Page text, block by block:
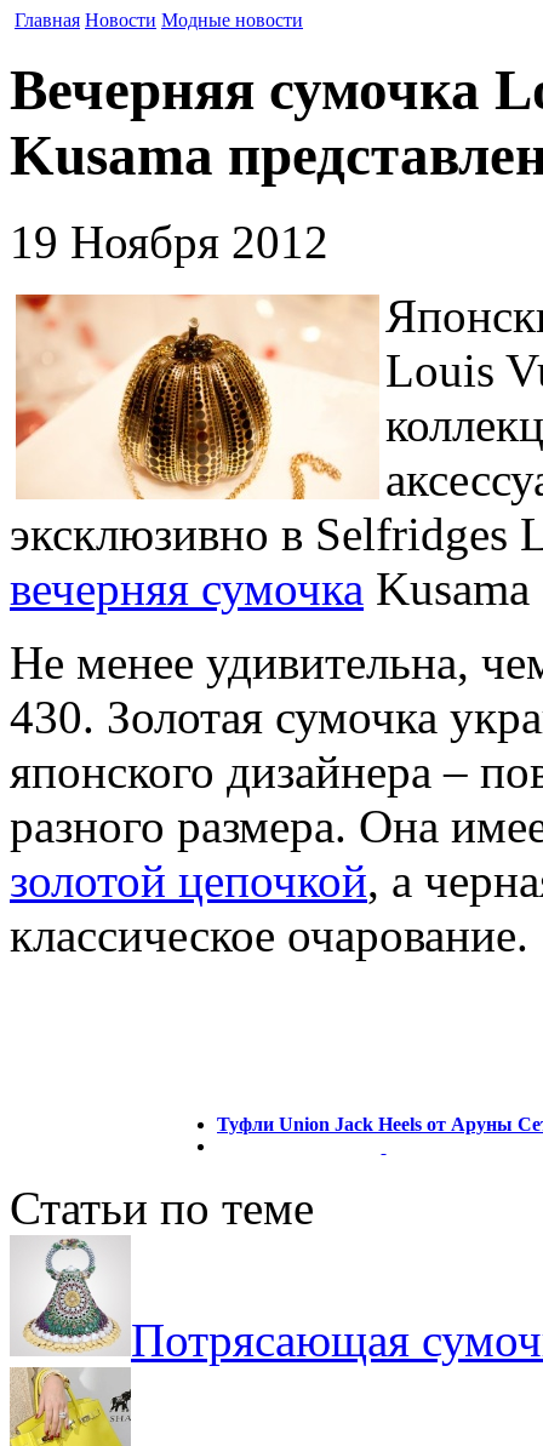
Главная Новости Модные новости
Вечерняя сумочка
Kusama
19 Ноября 2012
Louis
эксклюзивно в Selfridges
вечерняя сумочка
Не менее удивительна,
430. Золотая сумочка
японского дизайнера –
разного размера. Она
золотой цепочкой, а
классическое очарование.
Туфли Union Jack Heels от Аруны
Статьи по теме
Потрясающая